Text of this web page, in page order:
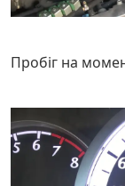
Пробіг на